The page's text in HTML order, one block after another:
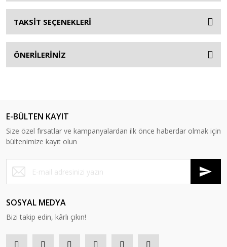
TAKSİT SEÇENEKLERİ
ÖNERİLERİNİZ
E-BÜLTEN KAYIT
Size özel fırsatlar ve kampanyalardan ilk önce haberdar olmak için
bültenimize kayıt olun
SOSYAL MEDYA
Bizi takip edin, kârlı çıkın!